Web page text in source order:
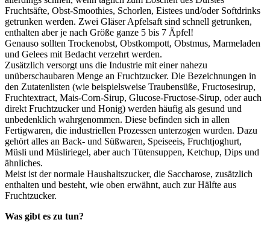
Fruchtsäfte, Obst-Smoothies, Schorlen, Eistees und/oder Softdrinks
getrunken werden. Zwei Gläser Apfelsaft sind schnell getrunken,
enthalten aber je nach Größe ganze 5 bis 7 Äpfel!
Genauso sollten Trockenobst, Obstkompott, Obstmus, Marmeladen
und Gelees mit Bedacht verzehrt werden.
Zusätzlich versorgt uns die Industrie mit einer nahezu
unüberschaubaren Menge an Fruchtzucker. Die Bezeichnungen in
den Zutatenlisten (wie beispielsweise Traubensüße, Fructosesirup,
Fruchtextract, Mais-Corn-Sirup, Glucose-Fructose-Sirup, oder auch
direkt Fruchtzucker und Honig) werden häufig als gesund und
unbedenklich wahrgenommen. Diese befinden sich in allen
Fertigwaren, die industriellen Prozessen unterzogen wurden. Dazu
gehört alles an Back- und Süßwaren, Speiseeis, Fruchtjoghurt,
Müsli und Müsliriegel, aber auch Tütensuppen, Ketchup, Dips und
ähnliches.
Meist ist der normale Haushaltszucker, die Saccharose, zusätzlich
enthalten und besteht, wie oben erwähnt, auch zur Hälfte aus
Fruchtzucker.
Was gibt es zu tun?